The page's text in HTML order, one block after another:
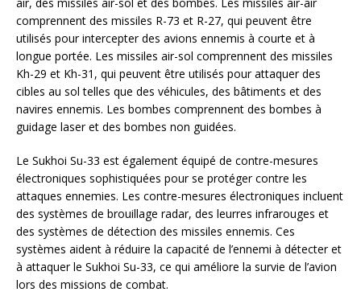
air, des missiles air-sol et des bombes. Les missiles air-air
comprennent des missiles R-73 et R-27, qui peuvent être
utilisés pour intercepter des avions ennemis à courte et à
longue portée. Les missiles air-sol comprennent des missiles
Kh-29 et Kh-31, qui peuvent être utilisés pour attaquer des
cibles au sol telles que des véhicules, des bâtiments et des
navires ennemis. Les bombes comprennent des bombes à
guidage laser et des bombes non guidées.
Le Sukhoi Su-33 est également équipé de contre-mesures
électroniques sophistiquées pour se protéger contre les
attaques ennemies. Les contre-mesures électroniques incluent
des systèmes de brouillage radar, des leurres infrarouges et
des systèmes de détection des missiles ennemis. Ces
systèmes aident à réduire la capacité de l’ennemi à détecter et
à attaquer le Sukhoi Su-33, ce qui améliore la survie de l’avion
lors des missions de combat.